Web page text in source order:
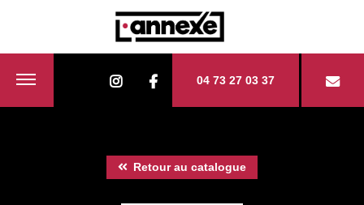
04 73 27 03 37
Retour au catalogue